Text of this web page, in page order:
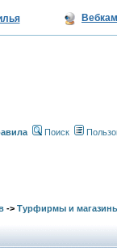
Поиск
-> Турфирмы и